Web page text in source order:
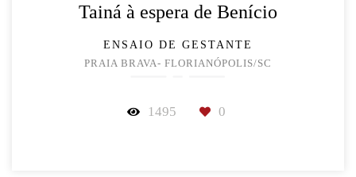
Tainá à espera de Benício
ENSAIO DE GESTANTE
PRAIA BRAVA- FLORIANÓPOLIS/SC
1495 0